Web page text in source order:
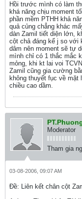
Hồi trước mình có làm
khá năng chịu moment
phần mềm PTHH khả
quả củng chẳng khác
dàn Zamil tiết diện lớn,
cột chả đáng kể j so với
dâm nên moment sẽ tự
mình chỉ có 1 thắc mắc
mỏng, khi kt lai voi
Zamil cũng gia cường
không thuyết fục về
chiều cao dầm.
Moderator
Tham gia
03-08-2006, 09:07 AM
Ðề: Liên kết chân cột